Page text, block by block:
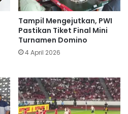
Tampil Mengejutkan, PWI
Pastikan Tiket Final Mini
Turnamen Domino
4 April 2026